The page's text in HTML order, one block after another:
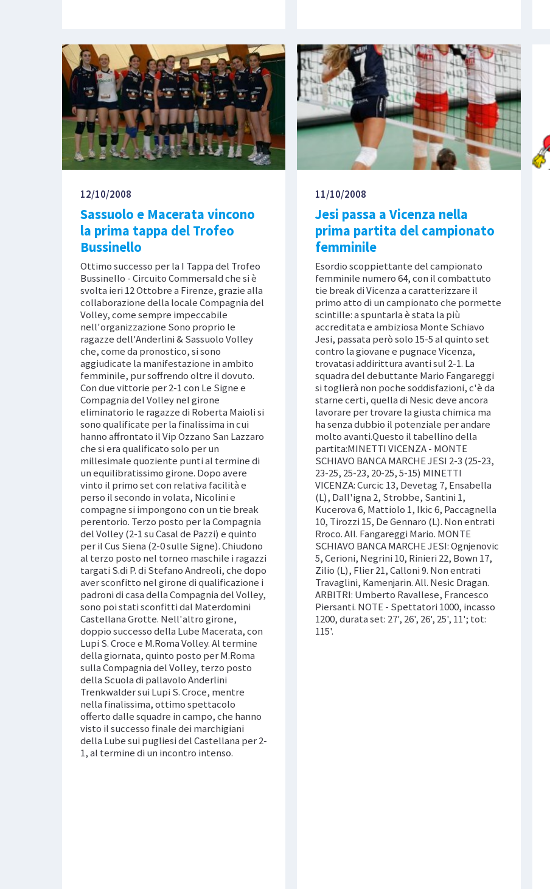
12/10/2008
Sassuolo e Macerata vincono
la prima tappa del Trofeo
Bussinello
Ottimo successo per la I Tappa del Trofeo
Bussinello - Circuito Commersald che si è
svolta ieri 12 Ottobre a Firenze, grazie alla
collaborazione della locale Compagnia del
Volley, come sempre impeccabile
nell'organizzazione Sono proprio le
ragazze dell'Anderlini & Sassuolo Volley
che, come da pronostico, si sono
aggiudicate la manifestazione in ambito
femminile, pur soffrendo oltre il dovuto.
Con due vittorie per 2-1 con Le Signe e
Compagnia del Volley nel girone
eliminatorio le ragazze di Roberta Maioli si
sono qualificate per la finalissima in cui
hanno affrontato il Vip Ozzano San Lazzaro
che si era qualificato solo per un
millesimale quoziente punti al termine di
un equilibratissimo girone. Dopo avere
vinto il primo set con relativa facilità e
perso il secondo in volata, Nicolini e
compagne si impongono con un tie break
perentorio. Terzo posto per la Compagnia
del Volley (2-1 su Casal de Pazzi) e quinto
per il Cus Siena (2-0 sulle Signe). Chiudono
al terzo posto nel torneo maschile i ragazzi
targati S.di P. di Stefano Andreoli, che dopo
aver sconfitto nel girone di qualificazione i
padroni di casa della Compagnia del Volley,
sono poi stati sconfitti dal Materdomini
Castellana Grotte. Nell'altro girone,
doppio successo della Lube Macerata, con
Lupi S. Croce e M.Roma Volley. Al termine
della giornata, quinto posto per M.Roma
sulla Compagnia del Volley, terzo posto
della Scuola di pallavolo Anderlini
Trenkwalder sui Lupi S. Croce, mentre
nella finalissima, ottimo spettacolo
offerto dalle squadre in campo, che hanno
visto il successo finale dei marchigiani
della Lube sui pugliesi del Castellana per 2-
1, al termine di un incontro intenso.
11/10/2008
Jesi passa a Vicenza nella
prima partita del campionato
femminile
Esordio scoppiettante del campionato
femminile numero 64, con il combattuto
tie break di Vicenza a caratterizzare il
primo atto di un campionato che pormette
scintille: a spuntarla è stata la più
accreditata e ambiziosa Monte Schiavo
Jesi, passata però solo 15-5 al quinto set
contro la giovane e pugnace Vicenza,
trovatasi addirittura avanti sul 2-1. La
squadra del debuttante Mario Fangareggi
si toglierà non poche soddisfazioni, c'è da
starne certi, quella di Nesic deve ancora
lavorare per trovare la giusta chimica ma
ha senza dubbio il potenziale per andare
molto avanti.Questo il tabellino della
partita:MINETTI VICENZA - MONTE
SCHIAVO BANCA MARCHE JESI 2-3 (25-23,
23-25, 25-23, 20-25, 5-15) MINETTI
VICENZA: Curcic 13, Devetag 7, Ensabella
(L), Dall'igna 2, Strobbe, Santini 1,
Kucerova 6, Mattiolo 1, Ikic 6, Paccagnella
10, Tirozzi 15, De Gennaro (L). Non entrati
Rroco. All. Fangareggi Mario. MONTE
SCHIAVO BANCA MARCHE JESI: Ognjenovic
5, Cerioni, Negrini 10, Rinieri 22, Bown 17,
Zilio (L), Flier 21, Calloni 9. Non entrati
Travaglini, Kamenjarin. All. Nesic Dragan.
ARBITRI: Umberto Ravallese, Francesco
Piersanti. NOTE - Spettatori 1000, incasso
1200, durata set: 27', 26', 26', 25', 11'; tot:
115'.